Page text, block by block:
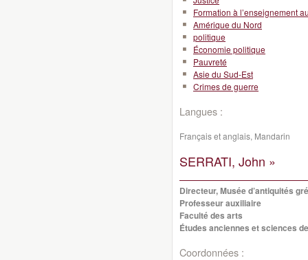
Formation à l’enseignement
Amérique du Nord
politique
Économie politique
Pauvreté
Asie du Sud-Est
Crimes de guerre
Langues :
Français et anglais, Mandarin
SERRATI, John »
Directeur, Musée d’antiquités
Professeur auxiliaire
Faculté des arts
Études anciennes et sciences
Coordonnées :